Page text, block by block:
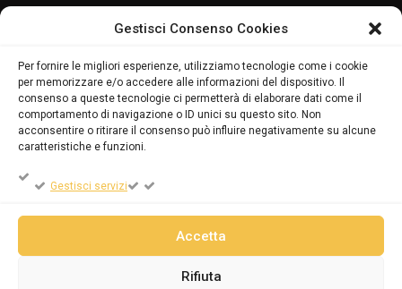
Gestisci Consenso Cookies
Per fornire le migliori esperienze, utilizziamo tecnologie come i cookie
per memorizzare e/o accedere alle informazioni del dispositivo. Il
consenso a queste tecnologie ci permetterà di elaborare dati come il
comportamento di navigazione o ID unici su questo sito. Non
acconsentire o ritirare il consenso può influire negativamente su alcune
caratteristiche e funzioni.
Gestisci servizi
Accetta
Rifiuta
PRIVACY E COOKIES
DICHIARAZIONE SULLA PRIVACY (UE)
COOKIE POLICY (UE)